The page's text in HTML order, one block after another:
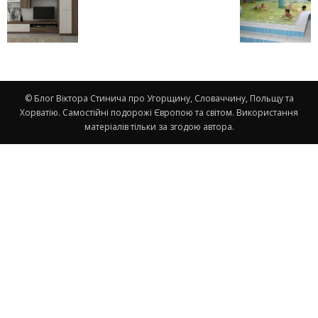
© Блог Віктора Стинича про Угорщину, Словаччину, Польщу та
Хорватію. Самостійні подорожі Європою та світом. Використання
матеріалів тільки за згодою автора.